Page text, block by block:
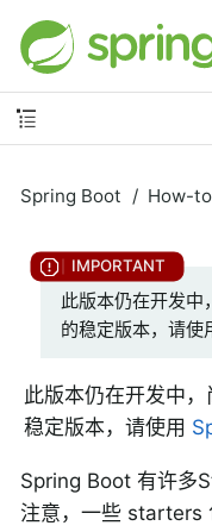
Spring Boot How-
此版本仍在开发中
的稳定版本，请使
此版本仍在开发中
稳定版本，请使用
Spring Boot 有许多
注意，一些 starters